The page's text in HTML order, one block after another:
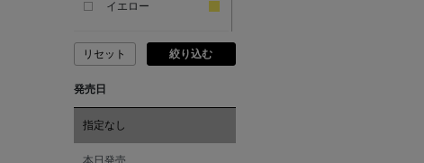
ATELIER AMBOISE
イエロー
ピンク
レッド
オレンジ
リセット 絞り込む
発売日
指定なし
本日発売